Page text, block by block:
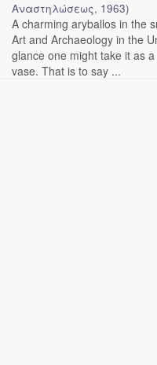
Αναστηλώσεως, 1963)
A charming aryballos in the
Art and Archaeology in the
glance one might take it as
vase. That is to say ...